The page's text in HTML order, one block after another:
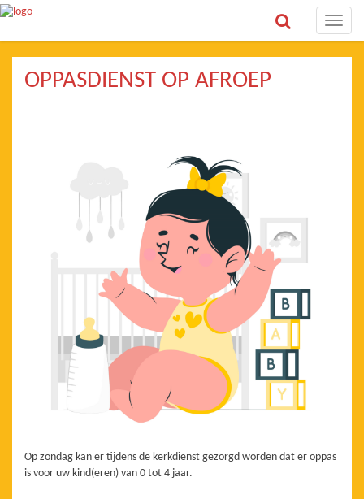
Toggle
OPPASDIENST OP AFROEP
Op zondag kan er tijdens de kerkdienst gezorgd worden dat er oppas
is voor uw kind(eren) van 0 tot 4 jaar.